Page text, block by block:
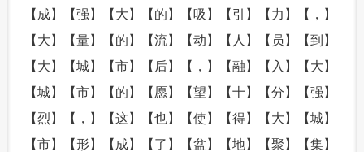
【成】【强】【大】【的】【吸】【引】【力】【，】
【大】【量】【的】【流】【动】【人】【员】【到】
【大】【城】【市】【后】【，】【融】【入】【大】
【城】【市】【的】【愿】【望】【十】【分】【强】
【烈】【，】【这】【也】【使】【得】【大】【城】
【市】【形】【成】【了】【盆】【地】【聚】【集】